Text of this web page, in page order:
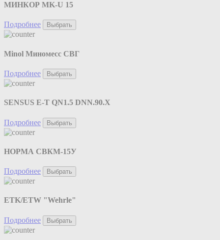
МИНКОР MK-U 15
Подробнее Выбрать
Minol Миномесс СВГ
Подробнее Выбрать
SENSUS E-T QN1.5 DNN.90.X
Подробнее Выбрать
НОРМА СВКМ-15У
Подробнее Выбрать
ETK/ETW "Wehrle"
Подробнее Выбрать